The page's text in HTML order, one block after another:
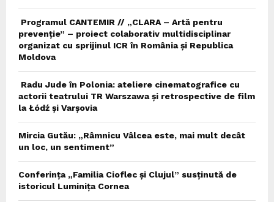
Programul CANTEMIR // „CLARA – Artă pentru
prevenție” – proiect colaborativ multidisciplinar
organizat cu sprijinul ICR în România și Republica
Moldova
Radu Jude în Polonia: ateliere cinematografice cu
actorii teatrului TR Warszawa și retrospective de film
la Łódź și Varșovia
Mircia Gutău: „Râmnicu Vâlcea este, mai mult decât
un loc, un sentiment”
Conferința „Familia Cioflec și Clujul” susținută de
istoricul Luminița Cornea